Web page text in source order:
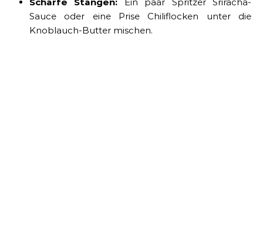
Sauce oder eine Prise Chiliflocken unter die
Knoblauch-Butter mischen.